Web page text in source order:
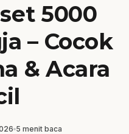
5000
– Cocok
& Acara
5 menit baca